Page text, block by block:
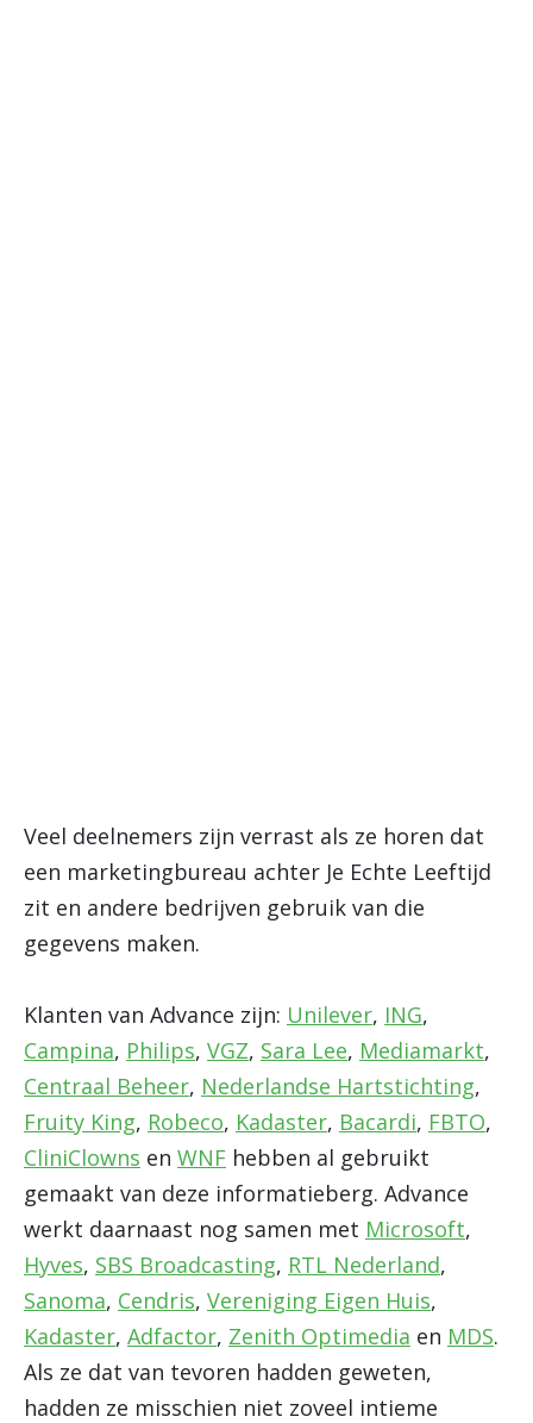
Veel deelnemers zijn verrast als ze horen dat
een marketingbureau achter Je Echte Leeftijd
zit en andere bedrijven gebruik van die
gegevens maken.
Klanten van Advance zijn: Unilever, ING,
Campina, Philips, VGZ, Sara Lee, Mediamarkt,
Centraal Beheer, Nederlandse Hartstichting,
Fruity King, Robeco, Kadaster, Bacardi, FBTO,
CliniClowns en WNF hebben al gebruikt
gemaakt van deze informatieberg. Advance
werkt daarnaast nog samen met Microsoft,
Hyves, SBS Broadcasting, RTL Nederland,
Sanoma, Cendris, Vereniging Eigen Huis,
Kadaster, Adfactor, Zenith Optimedia en MDS.
Als ze dat van tevoren hadden geweten,
hadden ze misschien niet zoveel intieme